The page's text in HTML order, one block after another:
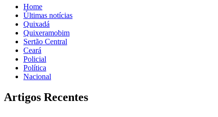
Home
Últimas notícias
Quixadá
Quixeramobim
Sertão Central
Ceará
Policial
Política
Nacional
Artigos Recentes